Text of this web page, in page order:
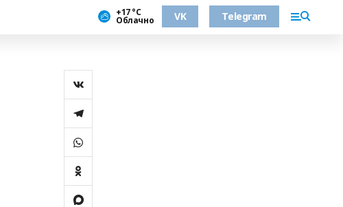
+17 °С
Облачно VK Telegram